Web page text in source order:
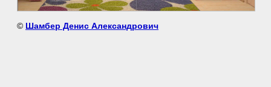
© Шамбер Денис Александрович